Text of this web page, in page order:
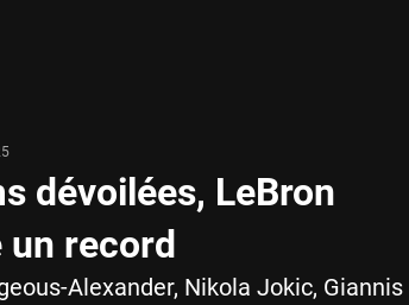
dévoilées, LeBron
un record
Alexander, Nikola Jokic, Giannis